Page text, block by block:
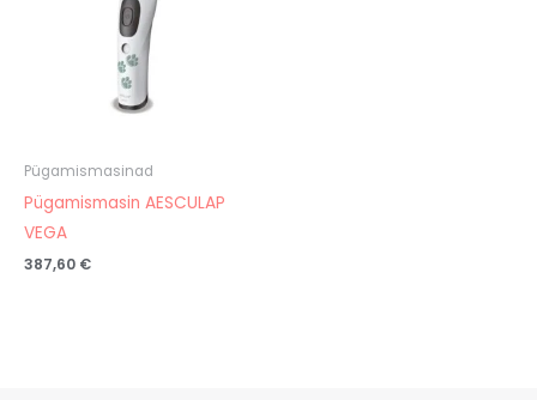
Pügamismasinad
Pügamismasin AESCULAP
VEGA
387,60 €